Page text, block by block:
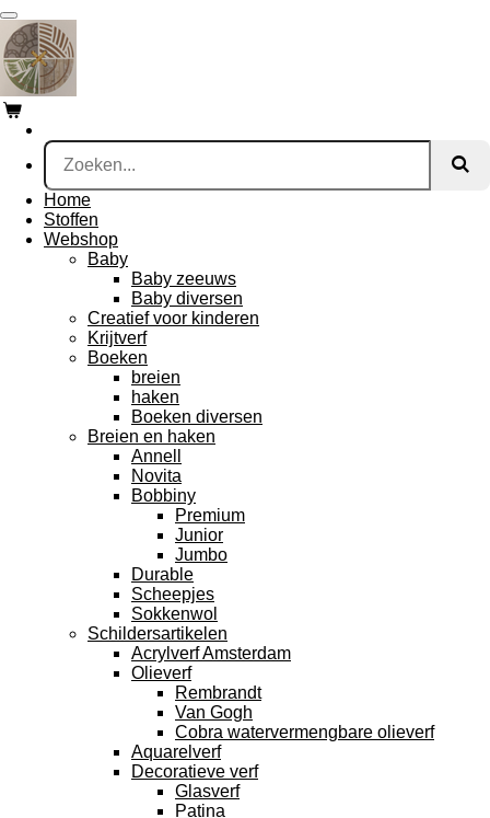
Ga
direct
naar
de
hoofdinhoud
Home
Stoffen
Webshop
Baby
Baby zeeuws
Baby diversen
Creatief voor kinderen
Krijtverf
Boeken
breien
haken
Boeken diversen
Breien en haken
Annell
Novita
Bobbiny
Premium
Junior
Jumbo
Durable
Scheepjes
Sokkenwol
Schildersartikelen
Acrylverf Amsterdam
Olieverf
Rembrandt
Van Gogh
Cobra watervermengbare olieverf
Aquarelverf
Decoratieve verf
Glasverf
Patina